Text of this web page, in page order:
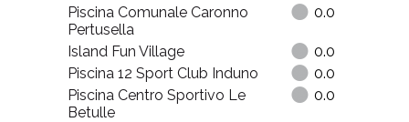
Piscina Comunale Caronno
Pertusella
0.0
Island Fun Village
0.0
Piscina 12 Sport Club Induno
0.0
Piscina Centro Sportivo Le
Betulle
0.0